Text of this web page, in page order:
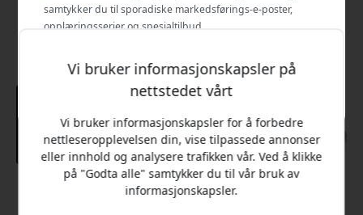
Anbefalt pris
Vi bruker informasjonskapsler på
nettstedet vårt
Vi bruker informasjonskapsler for å forbedre
nettleseropplevelsen din, vise tilpassede annonser
eller innhold og analysere trafikken vår. Ved å klikke
på "Godta alle" samtykker du til vår bruk av
informasjonskapsler.
samtykker du til sporadiske markedsførings-e-poster,
opplæringsserier og spesialtilbud.
Nei, jeg vil heller betale full pris.